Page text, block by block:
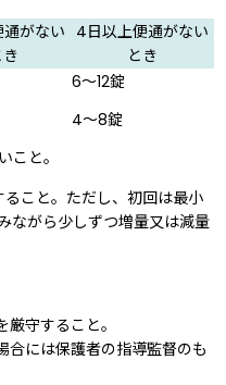
がない
き
4日以上便通がない
とき
6〜12錠
4〜8錠
こと。
ること。ただし、初回は最小
ながら少しずつ増量又は減量
守すること。
合には保護者の指導監督のも